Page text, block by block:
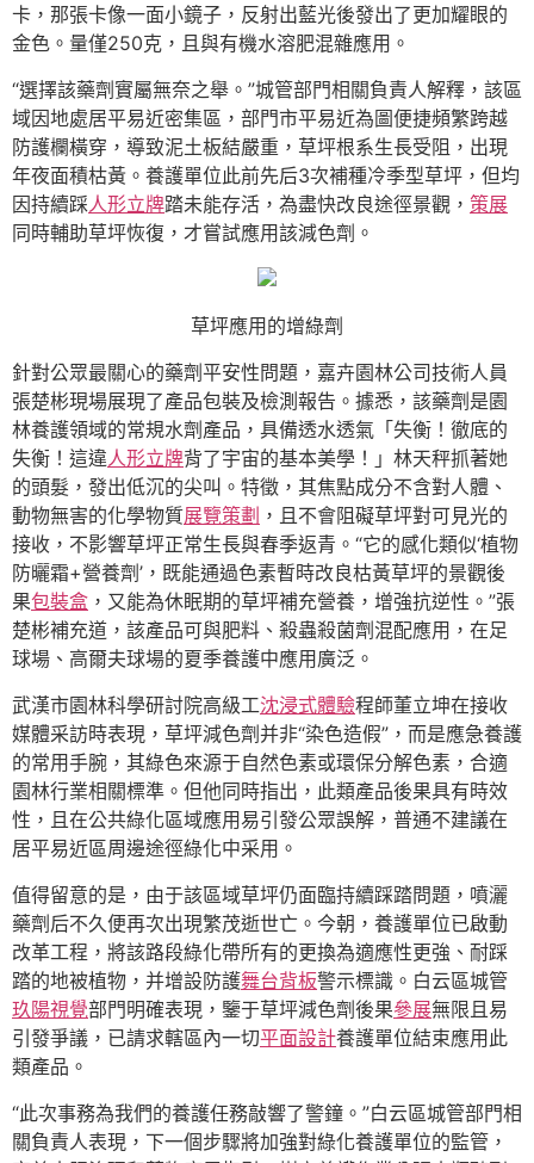
卡，那張卡像一面小鏡子，反射出藍光後發出了更加耀眼的
金色。量僅250克，且與有機水溶肥混雜應用。
“選擇該藥劑實屬無奈之舉。”城管部門相關負責人解釋，該區
域因地處居平易近密集區，部門市平易近為圖便捷頻繁跨越
防護欄橫穿，導致泥土板結嚴重，草坪根系生長受阻，出現
年夜面積枯黃。養護單位此前先后3次補種冷季型草坪，但均
因持續踩人形立牌踏未能存活，為盡快改良途徑景觀， 策展
同時輔助草坪恢復，才嘗試應用該減色劑。
草坪應用的增綠劑
針對公眾最關心的藥劑平安性問題，嘉卉園林公司技術人員
張楚彬現場展現了產品包裝及檢測報告。據悉，該藥劑是園
林養護領域的常規水劑產品，具備透水透氣「失衡！徹底的
失衡！這違人形立牌背了宇宙的基本美學！」林天秤抓著她
的頭髮，發出低沉的尖叫。特徵，其焦點成分不含對人體、
動物無害的化學物質展覽策劃 ，且不會阻礙草坪對可見光的
接收，不影響草坪正常生長與春季返青。“它的感化類似‘植物
防曬霜+營養劑’，既能通過色素暫時改良枯黃草坪的景觀後
果包裝盒 ，又能為休眠期的草坪補充營養，增強抗逆性。”張
楚彬補充道，該產品可與肥料、殺蟲殺菌劑混配應用，在足
球場、高爾夫球場的夏季養護中應用廣泛。
武漢市園林科學研討院高級工沈浸式體驗程師董立坤在接收
媒體采訪時表現，草坪減色劑并非“染色造假”，而是應急養護
的常用手腕，其綠色來源于自然色素或環保分解色素，合適
園林行業相關標準。但他同時指出，此類產品後果具有時效
性，且在公共綠化區域應用易引發公眾誤解，普通不建議在
居平易近區周邊途徑綠化中采用。
值得留意的是，由于該區域草坪仍面臨持續踩踏問題，噴灑
藥劑后不久便再次出現繁茂逝世亡。今朝，養護單位已啟動
改革工程，將該路段綠化帶所有的更換為適應性更強、耐踩
踏的地被植物，并增設防護舞台背板警示標識。白云區城管
玖陽視覺部門明確表現，鑒于草坪減色劑後果參展無限且易
引發爭議，已請求轄區內一切平面設計養護單位結束應用此
類產品。
“此次事務為我們的養護任務敲響了警鐘。”白云區城管部門相
關負責人表現，下一個步驟將加強對綠化養護單位的監管，